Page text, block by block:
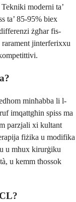
moderni ta’
ta’ 85-95% biex
żgħar fis-
jinterferixxu
minħabba li l-
imqattgħin spiss ma
parzjali xi kultant
fiżika u modifika
u mhux kirurġiku
u kemm tħossok